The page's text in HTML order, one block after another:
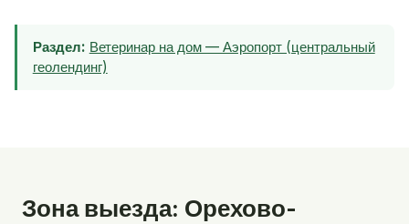
Раздел: Ветеринар на дом — Аэропорт (центральный
геолендинг)
Зона выезда: Орехово-